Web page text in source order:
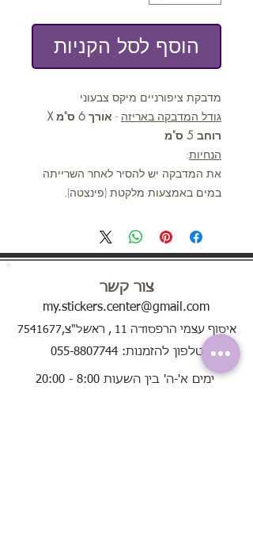
הוסף לסל הקניות
מדבקת ציפורניים מיקס צבעוני
גודל המדבקה באריזה -
אורך 6 ס"מ X
רוחב 5 ס"מ
הנחיות:
את המדבקה יש להסיר לאחר השרייתה
במים באמצעות מלקטת (פינצטה).
צור קשר
my.stickers.center@gmail.com
טלפון להזמנות: 055-8807744
איסוף עצמי הרפסודה 11 , ראשל"צ,7541677
ימים א'-ה' בין השעות 8:00 - 20:00